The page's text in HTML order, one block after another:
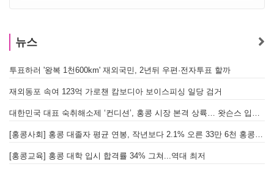
뉴스
투표하러 '왕복 1천600km' 재외국민, 2년뒤 우편·전자투표 할까
재외동포 속여 123억 가로챈 캄보디아 보이스피싱 일당 검거
대한민국 대표 숙취해소제 ‘컨디션’, 홍콩 시장 본격 상륙… 왓슨스 입점 기념 할인 행사 진행
[홍콩사회] 홍콩 대졸자 평균 연봉, 작년보다 2.1% 오른 33만 6천 홍콩달러 기록
[홍콩교육] 홍콩 대학 입시 합격률 34% 그쳐...역대 최저